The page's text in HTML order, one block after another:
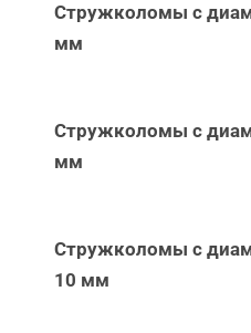
Стружколомы с
мм
Стружколомы с
мм
Стружколомы с
10 мм